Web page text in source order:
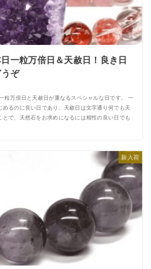
一粒万倍日＆天赦日！良き日
ぞ
粒万倍日と天赦日が重なるスペシャルな日です。 一
めるのに良い日であり、天赦日は文字通り何でも天
とで、天然石をお求めになるには相性の良い日でも
新入荷